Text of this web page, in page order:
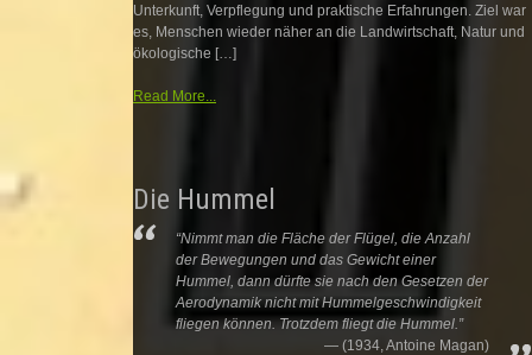
Unterkunft, Verpflegung und praktische Erfahrungen. Ziel war
es, Menschen wieder näher an die Landwirtschaft, Natur und
ökologische […]
Read More...
Die Hummel
“Nimmt man die Fläche der Flügel, die Anzahl
der Bewegungen und das Gewicht einer
Hummel, dann dürfte sie nach den Gesetzen der
Aerodynamik nicht mit Hummelgeschwindigkeit
fliegen können. Trotzdem fliegt die Hummel.”
(1934, Antoine Magan)